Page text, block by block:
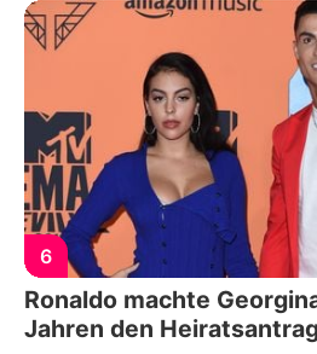
6
Ronaldo machte
Jahren den